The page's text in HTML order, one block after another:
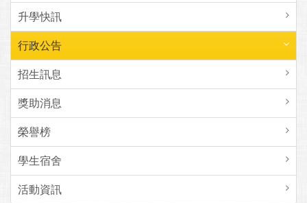
升學快訊
行政公告
招生訊息
獎助消息
榮譽榜
學生宿舍
活動資訊